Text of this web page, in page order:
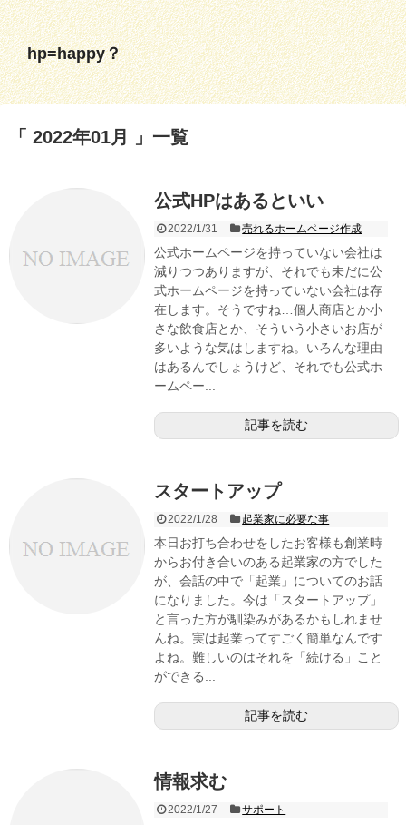
hp=happy？
2022年01月 一覧
公式HPはあるといい
2022/1/31 売れるホームページ作成
公式ホームページを持っていない会社は
減りつつありますが、それでも未だに公
式ホームページを持っていない会社は存
在します。そうですね…個人商店とか小
さな飲食店とか、そういう小さいお店が
多いような気はしますね。いろんな理由
はあるんでしょうけど、それでも公式ホ
ームペー...
記事を読む
スタートアップ
2022/1/28 起業家に必要な事
本日お打ち合わせをしたお客様も創業時
からお付き合いのある起業家の方でした
が、会話の中で「起業」についてのお話
になりました。今は「スタートアップ」
と言った方が馴染みがあるかもしれませ
んね。実は起業ってすごく簡単なんです
よね。難しいのはそれを「続ける」こと
ができる...
記事を読む
情報求む
2022/1/27 サポート